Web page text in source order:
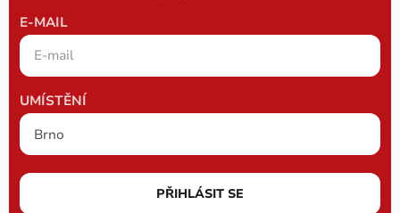
E-MAIL
UMÍSTĚNÍ
PŘIHLÁSIT SE